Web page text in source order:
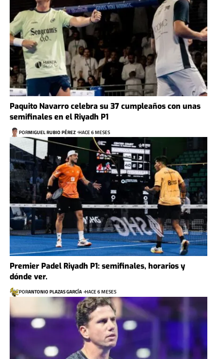
Paquito Navarro celebra su 37 cumpleaños con unas
semifinales en el Riyadh P1
PORMIGUEL RUBIO PÉREZ HACE 6 MESES
Premier Padel Riyadh P1: semifinales, horarios y
dónde ver.
PORANTONIO PLAZAS GARCÍA HACE 6 MESES